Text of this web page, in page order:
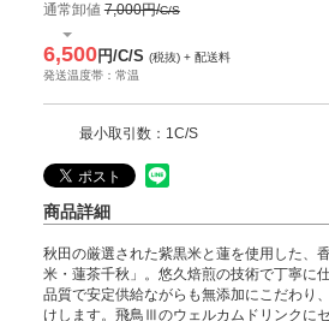
通常卸値 7,000円/C/S
6,500円/C/S (税抜) + 配送料
発送温度帯：常温
最小取引数：1C/S
商品詳細
秋田の厳選された紫黒米と蓮を使用した、
米・蓮茶千秋」。悠久焙煎の技術で丁寧に
品質で安定供給ながらも無添加にこだわり
けします。飛鳥Ⅲのウェルカムドリンクに